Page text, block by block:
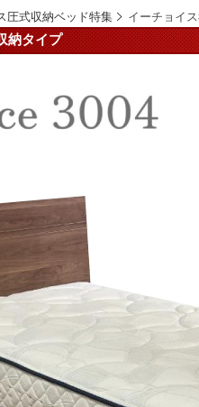
圧式収納ベッド特集 イーチョイ
納タイプ